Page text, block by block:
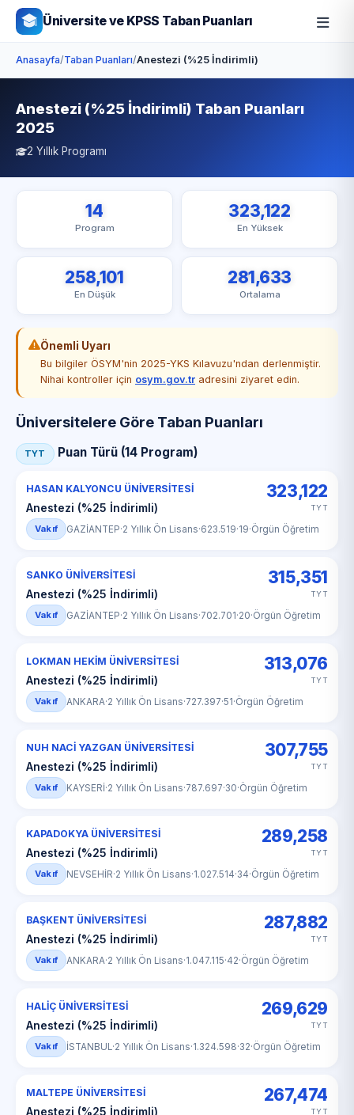
Üniversite ve KPSS Taban Puanları
Anasayfa/Taban Puanları/Anestezi (%25 İndirimli)
Anestezi (%25 İndirimli) Taban Puanları
2025
2 Yıllık Programı
14
Program
323,122
En Yüksek
258,101
En Düşük
281,633
Ortalama
Önemli Uyarı
Bu bilgiler ÖSYM'nin 2025-YKS Kılavuzu'ndan derlenmiştir.
Nihai kontroller için osym.gov.tr adresini ziyaret edin.
Üniversitelere Göre Taban Puanları
TYT Puan Türü (14 Program)
HASAN KALYONCU ÜNİVERSİTESİ
Anestezi (%25 İndirimli)
323,122
TYT
Vakıf GAZİANTEP·2 Yıllık Ön Lisans·623.519·19·Örgün Öğretim
SANKO ÜNİVERSİTESİ
Anestezi (%25 İndirimli)
315,351
TYT
Vakıf GAZİANTEP·2 Yıllık Ön Lisans·702.701·20·Örgün Öğretim
LOKMAN HEKİM ÜNİVERSİTESİ
Anestezi (%25 İndirimli)
313,076
TYT
Vakıf ANKARA·2 Yıllık Ön Lisans·727.397·51·Örgün Öğretim
NUH NACİ YAZGAN ÜNİVERSİTESİ
Anestezi (%25 İndirimli)
307,755
TYT
Vakıf KAYSERİ·2 Yıllık Ön Lisans·787.697·30·Örgün Öğretim
KAPADOKYA ÜNİVERSİTESİ
Anestezi (%25 İndirimli)
289,258
TYT
Vakıf NEVSEHİR·2 Yıllık Ön Lisans·1.027.514·34·Örgün Öğretim
BAŞKENT ÜNİVERSİTESİ
Anestezi (%25 İndirimli)
287,882
TYT
Vakıf ANKARA·2 Yıllık Ön Lisans·1.047.115·42·Örgün Öğretim
HALİÇ ÜNİVERSİTESİ
Anestezi (%25 İndirimli)
269,629
TYT
Vakıf İSTANBUL ·2 Yıllık Ön Lisans·1.324.598·32·Örgün Öğretim
MALTEPE ÜNİVERSİTESİ
Anestezi (%25 İndirimli)
267,474
TYT